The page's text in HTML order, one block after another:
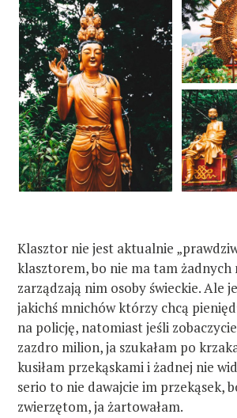
Klasztor nie jest aktualnie
klasztorem, bo nie ma tam żadnych
zarządzają nim osoby świeckie. Ale
jakichś mnichów którzy chcą
na policję, natomiast jeśli
zazdro milion, ja szukałam po
kusiłam przekąskami i żadnej nie
serio to nie dawajcie im przekąsek,
zwierzętom, ja żartowałam.